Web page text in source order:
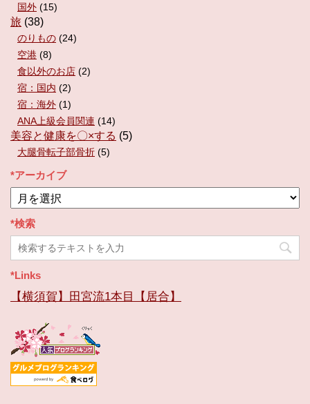
国外 (15)
旅 (38)
のりもの (24)
空港 (8)
食以外のお店 (2)
宿：国内 (2)
宿：海外 (1)
ANA上級会員関連 (14)
美容と健康を〇×する (5)
大腿骨転子部骨折 (5)
*アーカイブ
ア
ー
カ
イ
ブ
*検索
*Links
【横須賀】田宮流1本目【居合】